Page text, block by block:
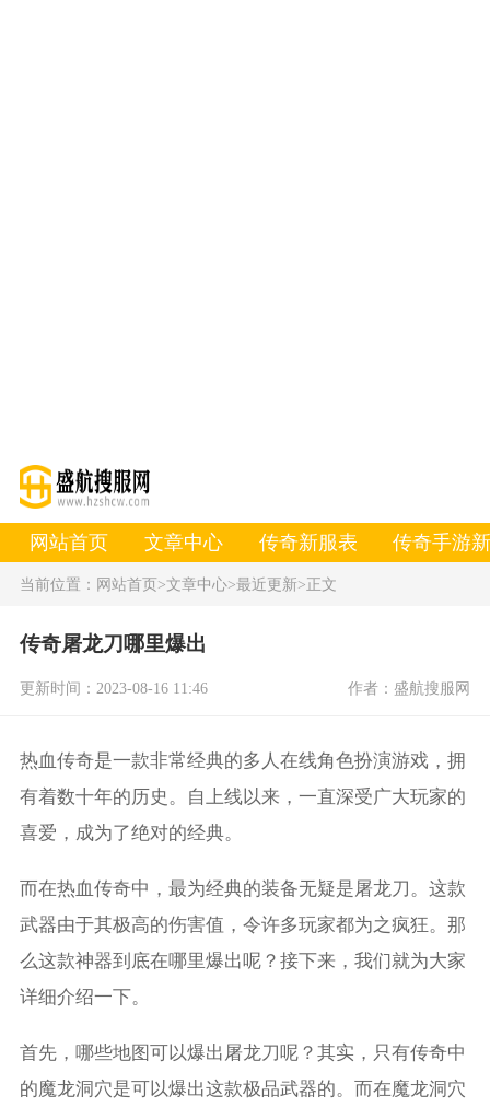
网站首页 文章中心 传奇新服表 传奇手游
当前位置： 网站首页>文章中心>最近更新>正文
传奇屠龙刀哪里爆出
更新时间：2023-08-16 11:46 作者：盛航搜服网
热血传奇是一款非常经典的多人在线角色扮演游戏，拥
有着数十年的历史。自上线以来，一直深受广大玩家的
喜爱，成为了绝对的经典。
而在热血传奇中，最为经典的装备无疑是屠龙刀。这款
武器由于其极高的伤害值，令许多玩家都为之疯狂。那
么这款神器到底在哪里爆出呢？接下来，我们就为大家
详细介绍一下。
首先，哪些地图可以爆出屠龙刀呢？其实，只有传奇中
的魔龙洞穴是可以爆出这款极品武器的。而在魔龙洞穴